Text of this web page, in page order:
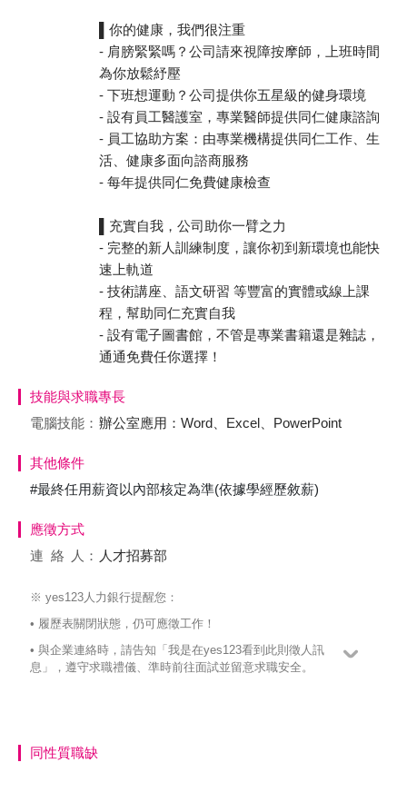
▌你的健康，我們很注重
- 肩膀緊緊嗎？公司請來視障按摩師，上班時間
為你放鬆紓壓
- 下班想運動？公司提供你五星級的健身環境
- 設有員工醫護室，專業醫師提供同仁健康諮詢
- 員工協助方案：由專業機構提供同仁工作、生
活、健康多面向諮商服務
- 每年提供同仁免費健康檢查
▌充實自我，公司助你一臂之力
- 完整的新人訓練制度，讓你初到新環境也能快
速上軌道
- 技術講座、語文研習 等豐富的實體或線上課
程，幫助同仁充實自我
- 設有電子圖書館，不管是專業書籍還是雜誌，
通通免費任你選擇！
技能與求職專長
電腦技能： 辦公室應用：Word、Excel、PowerPoint
其他條件
#最終任用薪資以內部核定為準(依據學經歷敘薪)
應徵方式
連絡
人： 人才招募部
※ yes123人力銀行提醒您：
• 履歷表關閉狀態，仍可應徵工作！
• 與企業連絡時，請告知「我是在yes123看到此則徵人訊
息」，遵守求職禮儀、準時前往面試並留意求職安全。
同性質職缺